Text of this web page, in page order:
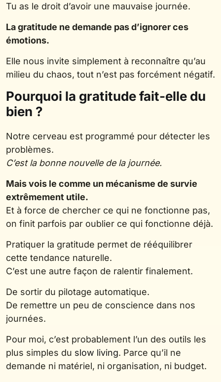
Tu as le droit d’avoir une mauvaise journée.
La gratitude ne demande pas d’ignorer ces
émotions.
Elle nous invite simplement à reconnaître qu’au
milieu du chaos, tout n’est pas forcément négatif.
Pourquoi la gratitude fait-elle du
bien ?
Notre cerveau est programmé pour détecter les
problèmes.
C’est la bonne nouvelle de la journée.
Mais vois le comme un mécanisme de survie
extrêmement utile.
Et à force de chercher ce qui ne fonctionne pas,
on finit parfois par oublier ce qui fonctionne déjà.
Pratiquer la gratitude permet de rééquilibrer
cette tendance naturelle.
C’est une autre façon de ralentir finalement.
De sortir du pilotage automatique.
De remettre un peu de conscience dans nos
journées.
Pour moi, c’est probablement l’un des outils les
plus simples du slow living. Parce qu’il ne
demande ni matériel, ni organisation, ni budget.